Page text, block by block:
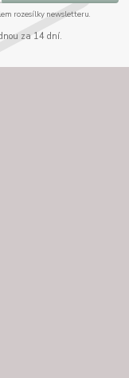
rozesílky newsletteru.
za 14 dní.